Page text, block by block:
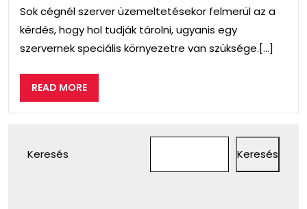
Sok cégnél szerver üzemeltetésekor felmerül az a
kérdés, hogy hol tudják tárolni, ugyanis egy
szervernek speciális környezetre van szüksége.[...]
READ MOREREAD
MORE
Keresés Keresés